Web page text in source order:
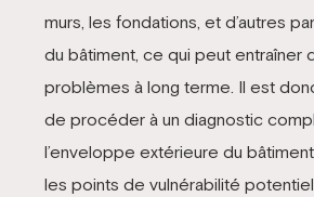
murs, les fondations, et d’autres
du bâtiment, ce qui peut entraîner
problèmes à long terme. Il est
de procéder à un diagnostic
l’enveloppe extérieure du
les points de vulnérabilité